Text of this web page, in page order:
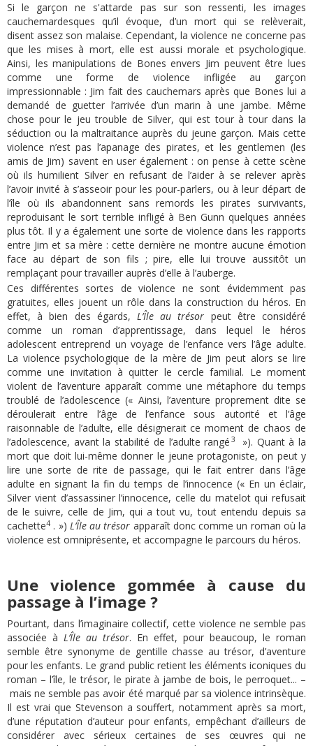
Si le garçon ne s'attarde pas sur son ressenti, les images
cauchemardesques qu’il évoque, d’un mort qui se relèverait,
disent assez son malaise. Cependant, la violence ne concerne pas
que les mises à mort, elle est aussi morale et psychologique.
Ainsi, les manipulations de Bones envers Jim peuvent être lues
comme une forme de violence infligée au garçon
impressionnable : Jim fait des cauchemars après que Bones lui a
demandé de guetter l’arrivée d’un marin à une jambe. Même
chose pour le jeu trouble de Silver, qui est tour à tour dans la
séduction ou la maltraitance auprès du jeune garçon. Mais cette
violence n’est pas l’apanage des pirates, et les gentlemen (les
amis de Jim) savent en user également : on pense à cette scène
où ils humilient Silver en refusant de l’aider à se relever après
l’avoir invité à s’asseoir pour les pour-parlers, ou à leur départ de
l’île où ils abandonnent sans remords les pirates survivants,
reproduisant le sort terrible infligé à Ben Gunn quelques années
plus tôt. Il y a également une sorte de violence dans les rapports
entre Jim et sa mère : cette dernière ne montre aucune émotion
face au départ de son fils ; pire, elle lui trouve aussitôt un
remplaçant pour travailler auprès d’elle à l’auberge.
Ces différentes sortes de violence ne sont évidemment pas
gratuites, elles jouent un rôle dans la construction du héros. En
effet, à bien des égards, L’Île au trésor peut être considéré
comme un roman d’apprentissage, dans lequel le héros
adolescent entreprend un voyage de l’enfance vers l’âge adulte.
La violence psychologique de la mère de Jim peut alors se lire
comme une invitation à quitter le cercle familial. Le moment
violent de l’aventure apparaît comme une métaphore du temps
troublé de l’adolescence (« Ainsi, l’aventure proprement dite se
déroulerait entre l’âge de l’enfance sous autorité et l’âge
raisonnable de l’adulte, elle désignerait ce moment de chaos de
l’adolescence, avant la stabilité de l’adulte rangé3
»). Quant à la
mort que doit lui-même donner le jeune protagoniste, on peut y
lire une sorte de rite de passage, qui le fait entrer dans l’âge
adulte en signant la fin du temps de l’innocence (« En un éclair,
Silver vient d’assassiner l’innocence, celle du matelot qui refusait
de le suivre, celle de Jim, qui a tout vu, tout entendu depuis sa
cachette4 . ») L’Île au trésor apparaît donc comme un roman où la
violence est omniprésente, et accompagne le parcours du héros.
Une violence gommée à cause du
passage à l’image ?
Pourtant, dans l’imaginaire collectif, cette violence ne semble pas
associée à L’Île au trésor. En effet, pour beaucoup, le roman
semble être synonyme de gentille chasse au trésor, d’aventure
pour les enfants. Le grand public retient les éléments iconiques du
roman – l’île, le trésor, le pirate à jambe de bois, le perroquet... –
mais ne semble pas avoir été marqué par sa violence intrinsèque.
Il est vrai que Stevenson a souffert, notamment après sa mort,
d’une réputation d’auteur pour enfants, empêchant d’ailleurs de
considérer avec sérieux certaines de ses œuvres qui ne